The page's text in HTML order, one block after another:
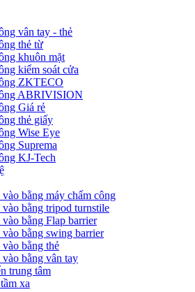
vân tay - thẻ
thẻ từ
khuôn mặt
kiểm soát cửa
ZKTECO
ABRIVISION
Giá rẻ
thẻ giấy
Wise Eye
Suprema
KJ-Tech
bằng máy chấm công
bằng tripod turnstile
bằng Flap barrier
bằng swing barrier
bằng thẻ
bằng vân tay
trung tâm
xa